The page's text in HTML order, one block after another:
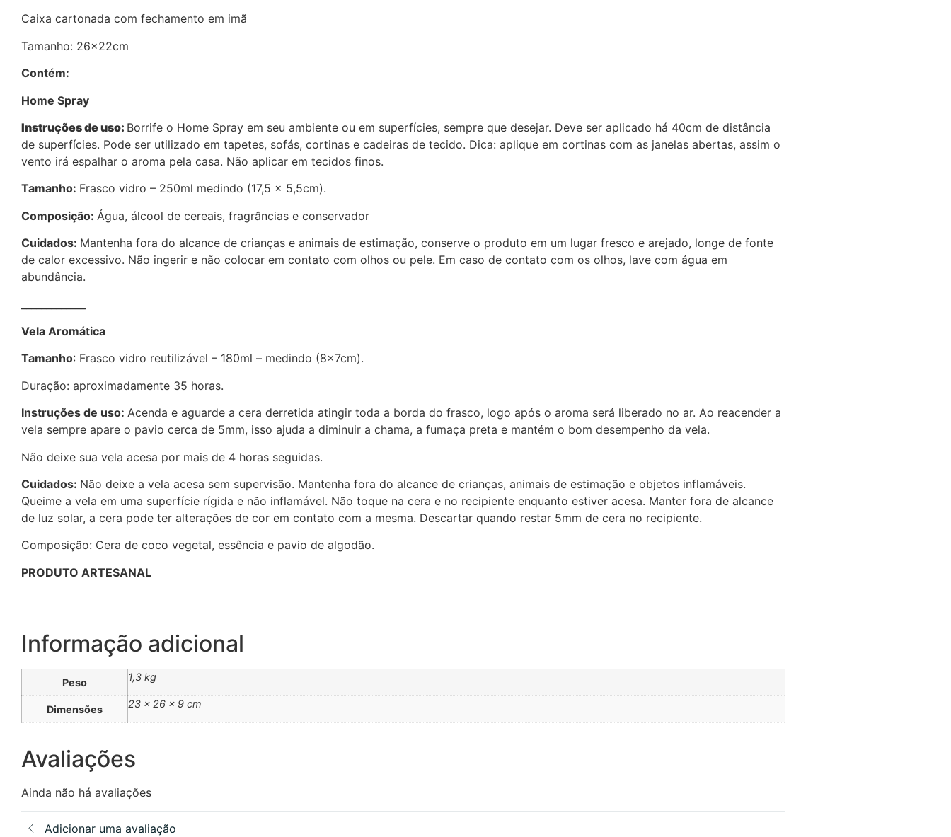
Caixa cartonada com fechamento em imã
Tamanho: 26x22cm
Contém:
Home Spray
Instruções de uso: Borrife o Home Spray em seu ambiente ou em superfícies, sempre que desejar. Deve ser aplicado há 40cm de distância
de superfícies. Pode ser utilizado em tapetes, sofás, cortinas e cadeiras de tecido. Dica: aplique em cortinas com as janelas abertas, assim o
vento irá espalhar o aroma pela casa. Não aplicar em tecidos finos.
Tamanho: Frasco vidro – 250ml medindo (17,5 x 5,5cm).
Composição: Água, álcool de cereais, fragrâncias e conservador
Cuidados: Mantenha fora do alcance de crianças e animais de estimação, conserve o produto em um lugar fresco e arejado, longe de fonte
de calor excessivo. Não ingerir e não colocar em contato com olhos ou pele. Em caso de contato com os olhos, lave com água em
abundância.
Vela Aromática
Tamanho: Frasco vidro reutilizável – 180ml – medindo (8x7cm).
Duração: aproximadamente 35 horas.
Instruções de uso: Acenda e aguarde a cera derretida atingir toda a borda do frasco, logo após o aroma será liberado no ar. Ao reacender a
vela sempre apare o pavio cerca de 5mm, isso ajuda a diminuir a chama, a fumaça preta e mantém o bom desempenho da vela.
Não deixe sua vela acesa por mais de 4 horas seguidas.
Cuidados: Não deixe a vela acesa sem supervisão. Mantenha fora do alcance de crianças, animais de estimação e objetos inflamáveis.
Queime a vela em uma superfície rígida e não inflamável. Não toque na cera e no recipiente enquanto estiver acesa. Manter fora de alcance
de luz solar, a cera pode ter alterações de cor em contato com a mesma. Descartar quando restar 5mm de cera no recipiente.
Composição: Cera de coco vegetal, essência e pavio de algodão.
PRODUTO ARTESANAL
Informação adicional
Peso 1,3 kg
Dimensões 23 × 26 × 9 cm
Avaliações
Ainda não há avaliações
Adicionar uma avaliação